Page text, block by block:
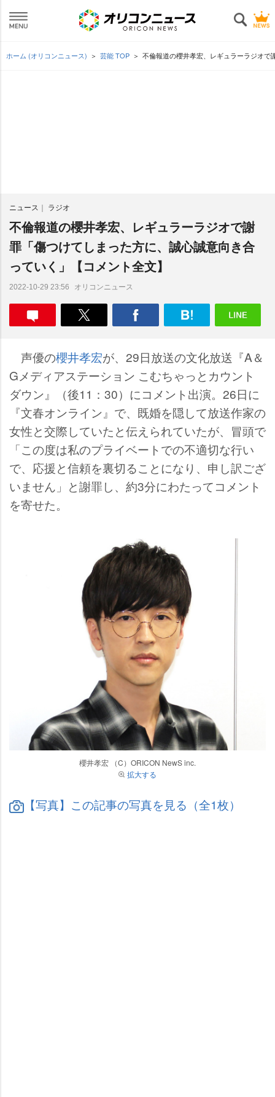
ホーム (オリコンニュース) 芸能 TOP 不倫報道の櫻井孝宏、レギュラーラジオ
ニュース ラジオ
不倫報道の櫻井孝宏、レギュラーラジオで謝
罪「傷つけてしまった方に、誠心誠意向き合
っていく」【コメント全文】
2022-10-29 23:56 オリコンニュース
声優の櫻井孝宏が、29日放送の文化放送『A＆
Gメディアステーション こむちゃっとカウント
ダウン』（後11：30）にコメント出演。26日に
『文春オンライン』で、既婚を隠して放送作家の
女性と交際していたと伝えられていたが、冒頭で
「この度は私のプライベートでの不適切な行い
で、応援と信頼を裏切ることになり、申し訳ござ
いません」と謝罪し、約3分にわたってコメント
を寄せた。
櫻井孝宏 （C）ORICON NewS inc.
拡大する
【写真】この記事の写真を見る（全1枚）